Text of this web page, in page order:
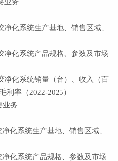
业务
化系统生产基地、销售区域、
净化系统产品规格、参数及市场
净化系统销量（台）、收入（百
利率（2022-2025）
业务
化系统生产基地、销售区域、
化系统产品规格、参数及市场